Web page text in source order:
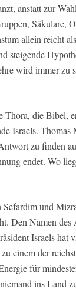
anstatt zur
Säkulare,
allein reicht
steigende
wird immer zu
Thora, die Bibel,
Israels.
zu finden
endet. Wo
und
Den Namen
Israels hat
einem der
für
ins Land